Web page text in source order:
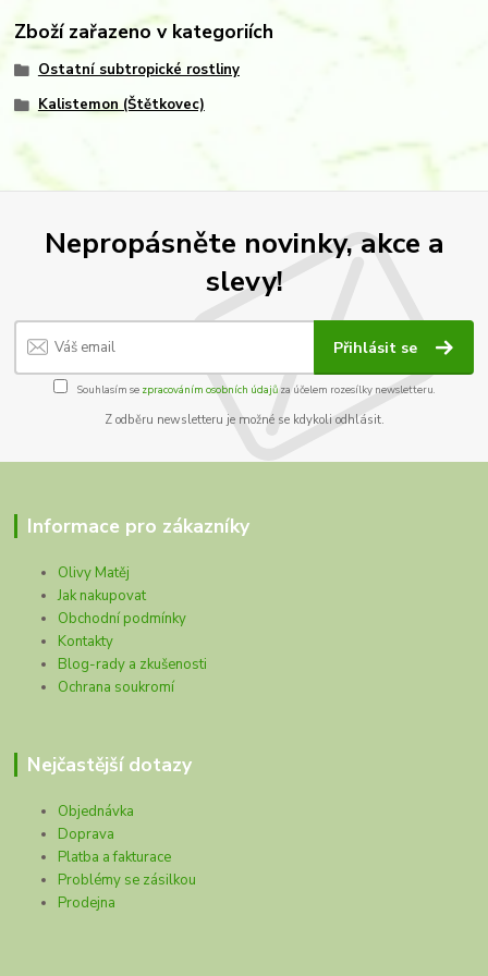
Zboží zařazeno v kategoriích
Ostatní subtropické rostliny
Kalistemon (Štětkovec)
Nepropásněte novinky, akce a
slevy!
Přihlásit se
Souhlasím se zpracováním osobních údajůza účelem rozesílky newsletteru.
Z odběru newsletteru je možné se kdykoli odhlásit.
Informace pro zákazníky
Olivy Matěj
Jak nakupovat
Obchodní podmínky
Kontakty
Blog-rady a zkušenosti
Ochrana soukromí
Nejčastější dotazy
Objednávka
Doprava
Platba a fakturace
Problémy se zásilkou
Prodejna